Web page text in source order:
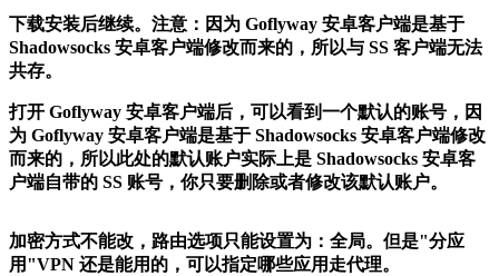
下载安装后继续。注意：因为 Goflyway 安卓客户端是基于
Shadowsocks 安卓客户端修改而来的，所以与 SS 客户端无法
共存。
打开 Goflyway 安卓客户端后，可以看到一个默认的账号，因
为 Goflyway 安卓客户端是基于 Shadowsocks 安卓客户端修改
而来的，所以此处的默认账户实际上是 Shadowsocks 安卓客
户端自带的 SS 账号，你只要删除或者修改该默认账户。
加密方式不能改，路由选项只能设置为：全局。但是"分应
用"VPN 还是能用的，可以指定哪些应用走代理。